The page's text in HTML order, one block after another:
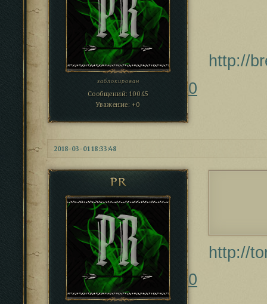
заблокирован
Сообщений: 10045
Уважение: +0
http://
0
2018-03-01 18:33:48
PR
http://
0